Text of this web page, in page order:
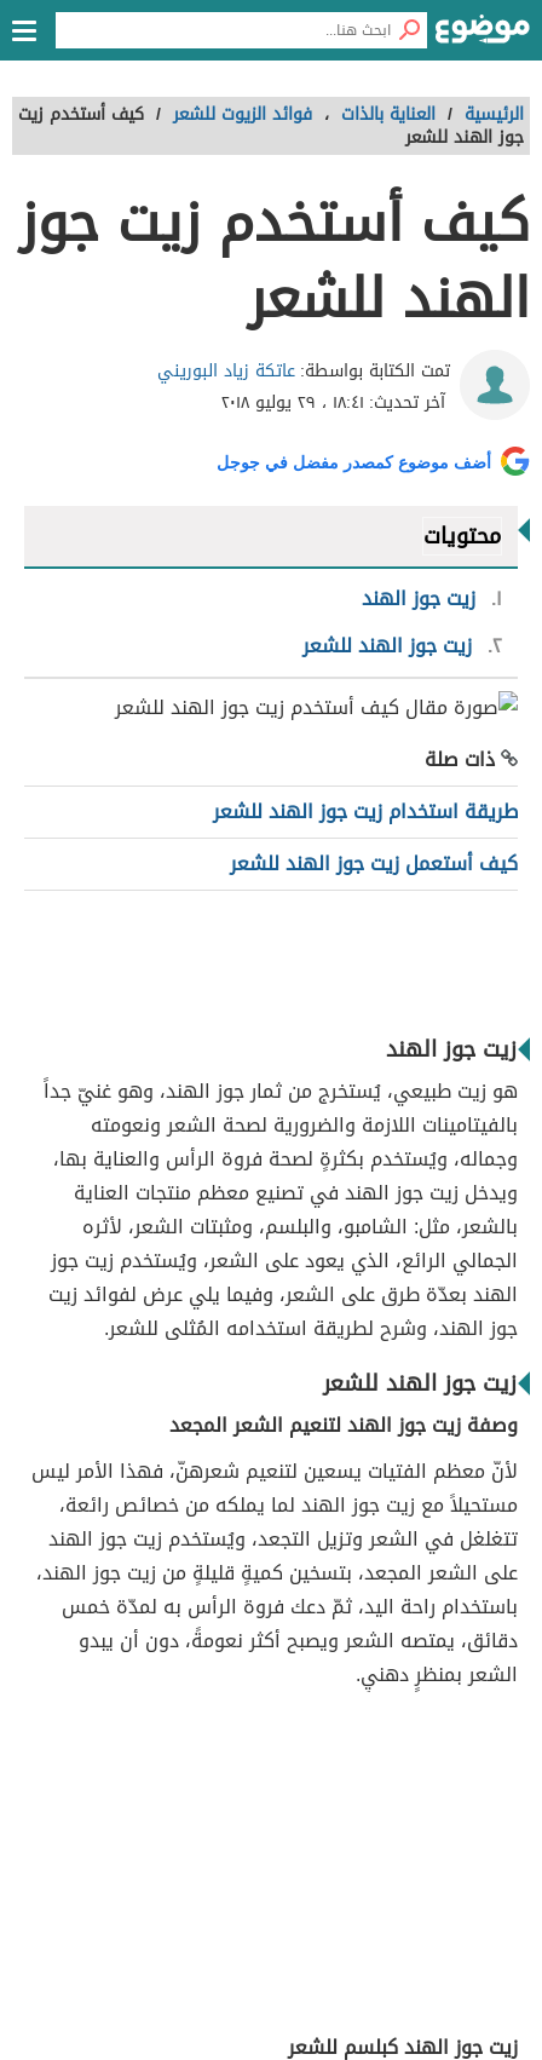
الرئيسية / العناية بالذات ، فوائد الزيوت للشعر / كيف أستخدم زيت
جوز الهند للشعر
كيف أستخدم زيت جوز
الهند للشعر
تمت الكتابة بواسطة:عاتكة زياد البوريني
آخر تحديث: ١٨:٤١ ، ٢٩ يوليو ٢٠١٨
أضف موضوع كمصدر مفضل في جوجل
محتويات
١ زيت جوز الهند
٢ زيت جوز الهند للشعر
ذات صلة
طريقة استخدام زيت جوز الهند للشعر
كيف أستعمل زيت جوز الهند للشعر
زيت جوز الهند
هو زيت طبيعي، يُستخرج من ثمار جوز الهند، وهو غنيّ جداً
بالفيتامينات اللازمة والضرورية لصحة الشعر ونعومته
وجماله، ويُستخدم بكثرةٍ لصحة فروة الرأس والعناية بها،
ويدخل زيت جوز الهند في تصنيع معظم منتجات العناية
بالشعر، مثل: الشامبو، والبلسم، ومثبتات الشعر، لأثره
الجمالي الرائع، الذي يعود على الشعر، ويُستخدم زيت جوز
الهند بعدّة طرق على الشعر، وفيما يلي عرض لفوائد زيت
جوز الهند، وشرح لطريقة استخدامه المُثلى للشعر.
زيت جوز الهند للشعر
وصفة زيت جوز الهند لتنعيم الشعر المجعد
لأنّ معظم الفتيات يسعين لتنعيم شعرهنّ، فهذا الأمر ليس
مستحيلاً مع زيت جوز الهند لما يملكه من خصائص رائعة،
تتغلغل في الشعر وتزيل التجعد، ويُستخدم زيت جوز الهند
على الشعر المجعد، بتسخين كميةٍ قليلةٍ من زيت جوز الهند،
باستخدام راحة اليد، ثمّ دعك فروة الرأس به لمدّة خمس
دقائق، يمتصه الشعر ويصبح أكثر نعومةً، دون أن يبدو
الشعر بمنظرٍ دهنيٍ.
زيت جوز الهند كبلسم للشعر